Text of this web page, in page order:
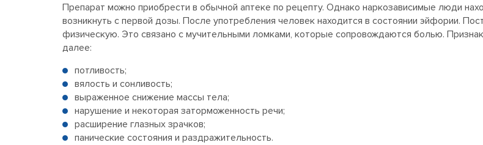
Препарат можно приобрести в обычной аптеке по рецепту. Однако наркозависимые люди
возникнуть с первой дозы. После употребления человек находится в состоянии эйфории.
физическую. Это связано с мучительными ломками, которые сопровождаются болью.
далее:
потливость;
вялость и сонливость;
выраженное снижение массы тела;
нарушение и некоторая заторможенность речи;
расширение глазных зрачков;
панические состояния и раздражительность.